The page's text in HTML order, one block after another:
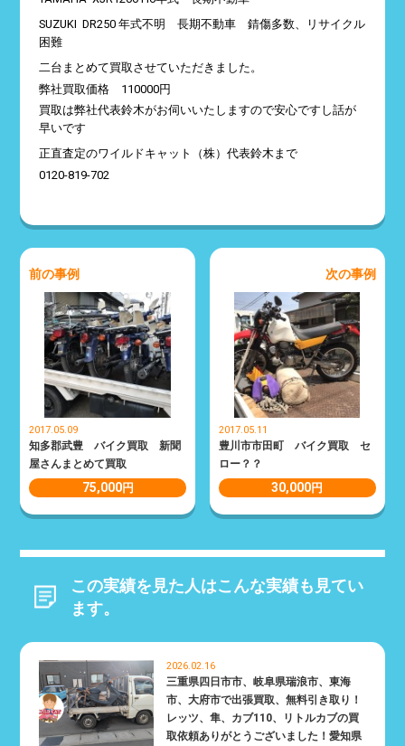
SUZUKI DR250 年式不明 長期不動車 錆傷多数、リサイクル
困難
二台まとめて買取させていただきました。
弊社買取価格 110000円
買取は弊社代表鈴木がお伺いいたしますので安心ですし話が
早いです
正直査定のワイルドキャット（株）代表鈴木まで
0120-819-702
前の事例
2017.05.09
知多郡武豊 バイク買取 新聞
屋さんまとめて買取
75,000円
次の事例
2017.05.11
豊川市市田町 バイク買取 セ
ロー？？
30,000円
この実績を見た人はこんな実績も見てい
ます。
2026.02.16
三重県四日市市、岐阜県瑞浪市、東海
市、大府市で出張買取、無料引き取り！
レッツ、隼、カブ110、リトルカブの買
取依頼ありがとうございました！愛知県